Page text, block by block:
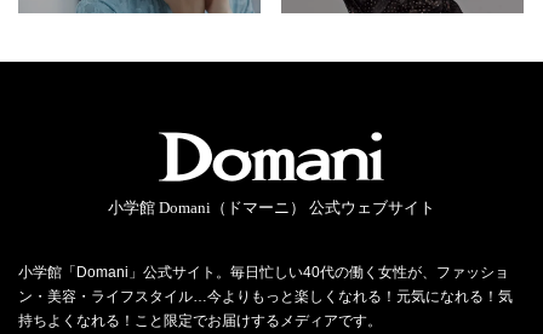
小学館 Domani（ドマーニ） 公式ウェブサイト
小学館「Domani」公式サイト。毎日忙しい40代の働く女性が、ファッショ
ン・美容・ライフスタイル…今よりもっと楽しくなれる！元気になれる！気
持ちよくなれる！こと限定でお届けするメディアです。